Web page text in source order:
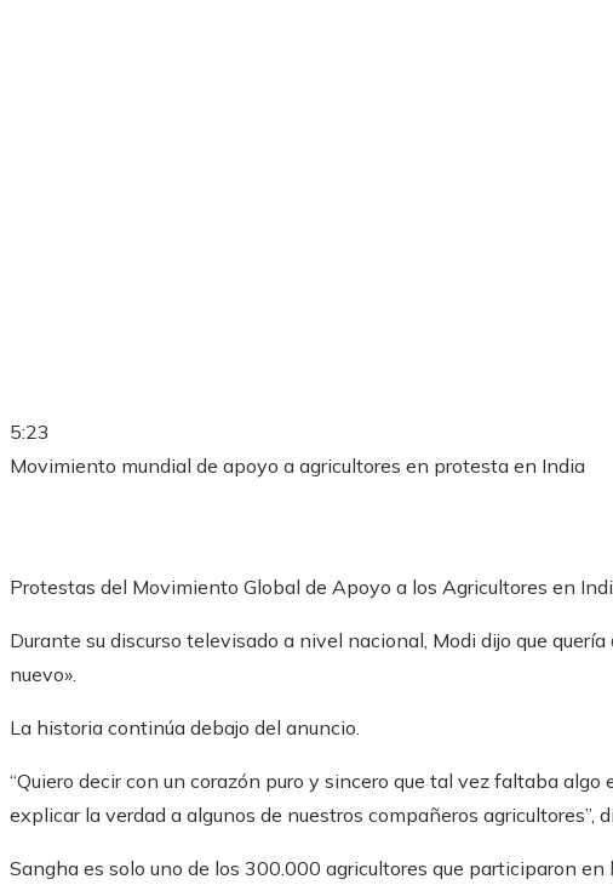
5:23
Movimiento mundial de apoyo a agricultores en protesta en India
Protestas del Movimiento Global de Apoyo a los Agricultores en
Durante su discurso televisado a nivel nacional, Modi dijo que
nuevo».
La historia continúa debajo del anuncio.
“Quiero decir con un corazón puro y sincero que tal vez faltaba algo
explicar la verdad a algunos de nuestros compañeros agricultores”,
Sangha es solo uno de los 300.000 agricultores que participaron